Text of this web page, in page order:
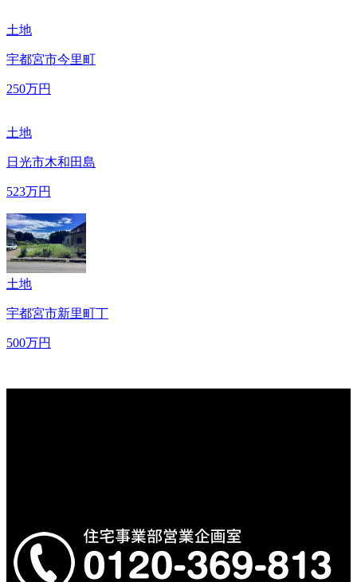
土地
宇都宮市今里町
250万円
土地
日光市木和田島
523万円
土地
宇都宮市新里町丁
500万円